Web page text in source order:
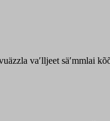
vaʹlljeet säʹmmlai